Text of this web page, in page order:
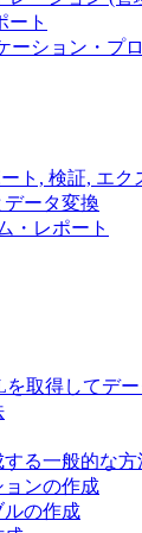
ート
ーション・プ
ト, 検証, エク
ータ変換
・レポート
を取得してデ
る一般的な方
ンの作成
ルの作成